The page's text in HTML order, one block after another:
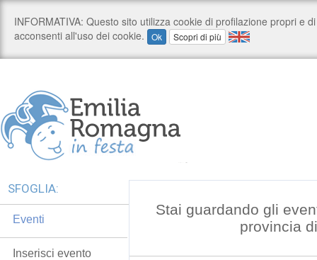
Stai guardando gli
provincia
SFOGLIA:
Eventi
Inserisci evento